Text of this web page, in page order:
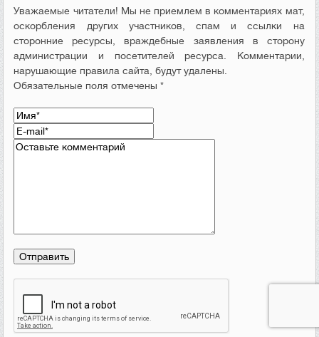
Уважаемые читатели! Мы не приемлем в комментариях мат,
оскорбления других участников, спам и ссылки на
сторонние ресурсы, враждебные заявления в сторону
администрации и посетителей ресурса. Комментарии,
нарушающие правила сайта, будут удалены.
Обязательные поля отмечены *